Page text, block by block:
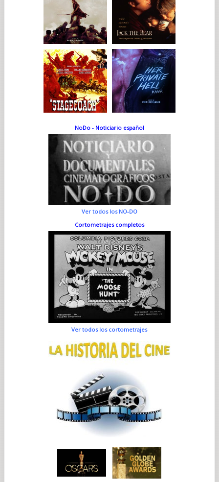
NoDo - Noticiario español
Ver todos los NO-DO
Cortometrajes completos
Ver todos los cortometrajes